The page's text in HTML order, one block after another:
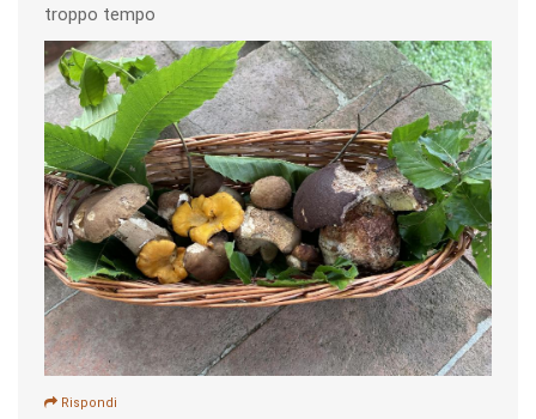
troppo tempo
Rispondi